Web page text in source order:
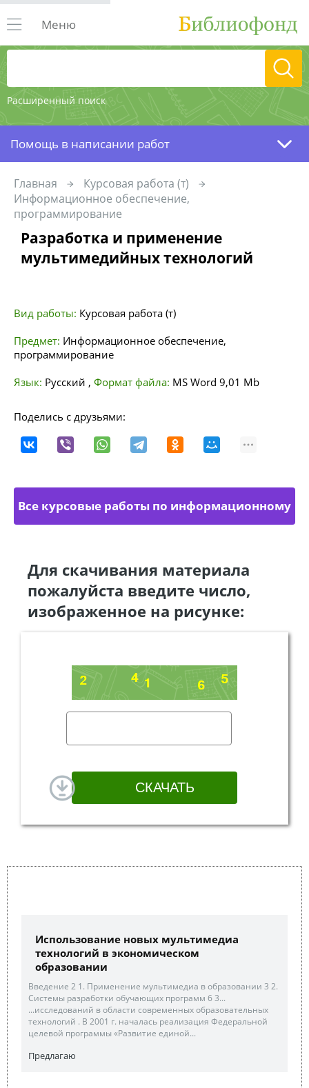
Расширенный поиск
Меню
Помощь в написании работ
Главная
Курсовая работа (т)
Информационное обеспечение,
программирование
Разработка и применение
мультимедийных технологий
Вид работы: Курсовая работа (т)
Предмет: Информационное обеспечение,
программирование
Язык: Русский , Формат файла: MS Word 9,01 Mb
Поделись с друзьями:
Все курсовые работы по информационному
Для скачивания материала
пожалуйста введите число,
изображенное на рисунке:
Использование новых мультимедиа
технологий в экономическом
образовании
Введение 2 1. Применение мультимедиа в образовании 3 2.
Системы разработки обучающих программ 6 3...
...исследований в области современных образовательных
технологий . В 2001 г. началась реализация Федеральной
целевой программы «Развитие единой...
Предлагаю